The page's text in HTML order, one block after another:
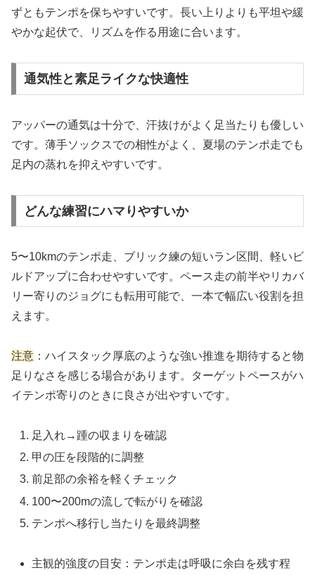
ずともテンポを保ちやすいです。長い上りよりも平坦や緩
やかな起伏で、リズムを作る用途に合います。
通気性と素足ライクな快適性
アッパーの通気は十分で、汗抜けがよく足当たりも優しい
です。薄手ソックスでの相性がよく、夏場のテンポ走でも
足内の蒸れを抑えやすいです。
どんな練習にハマりやすいか
5〜10kmのテンポ走、ブリック練の短いラン区間、軽いビ
ルドアップに合わせやすいです。ペース走の前半やリカバ
リー寄りのジョグにも転用可能で、一本で幅広い役割を担
えます。
注意 ：ハイスタック厚底のような強い推進を期待すると物
足りなさを感じる場合があります。ターゲットペースがハ
イテンポ寄りのときに良さが出やすいです。
足入れ→踵の収まりを確認
甲の圧を段階的に調整
前足部の余裕を軽くチェック
100〜200mの流しで転がりを確認
テンポへ移行し当たりを最終調整
主観的強度の目安：テンポ走は呼吸に余白を残す程